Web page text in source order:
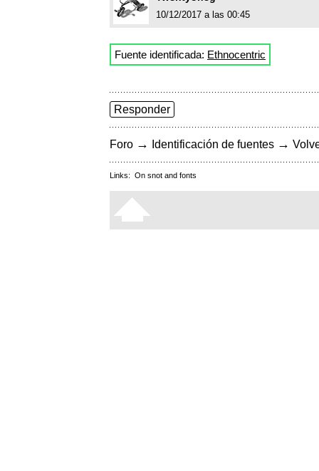
10/12/2017 a las 00:45
Fuente identificada: Ethnocentric
Responder
Foro → Identificación de fuentes →
Links: On snot and fonts